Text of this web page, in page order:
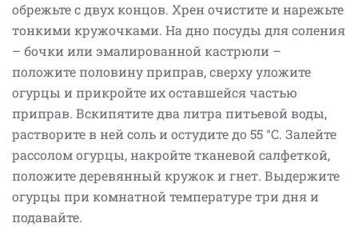
обрежьте с двух концов. Хрен очистите и нарежьте
тонкими кружочками. На дно посуды для соления
– бочки или эмалированной кастрюли –
положите половину приправ, сверху уложите
огурцы и прикройте их оставшейся частью
приправ. Вскипятите два литра питьевой воды,
растворите в ней соль и остудите до 55 °С. Залейте
рассолом огурцы, накройте тканевой салфеткой,
положите деревянный кружок и гнет. Выдержите
огурцы при комнатной температуре три дня и
подавайте.